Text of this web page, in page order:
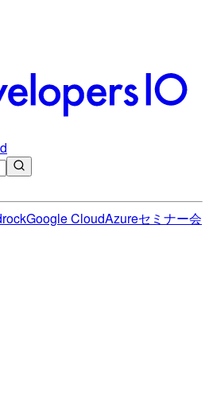
Google CloudAzureセミナー会